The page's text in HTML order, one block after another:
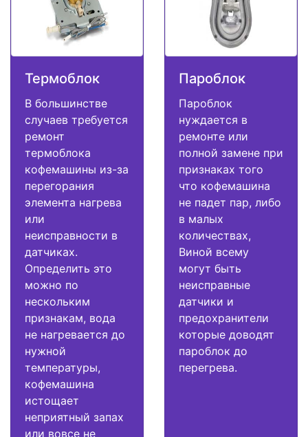
Термоблок
В большинстве
случаев требуется
ремонт
термоблока
кофемашины из-за
перегорания
элемента нагрева
или
неисправности в
датчиках.
Определить это
можно по
нескольким
признакам, вода
не нагревается до
нужной
температуры,
кофемашина
истощает
неприятный запах
или вовсе не
Пароблок
Пароблок
нуждается в
ремонте или
полной замене при
признаках того
что кофемашина
не падет пар, либо
в малых
количествах,
Виной всему
могут быть
неисправные
датчики и
предохранители
которые доводят
пароблок до
перегрева.